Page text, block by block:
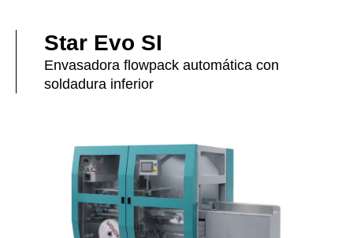
Star Evo SI
Envasadora flowpack automática con
soldadura inferior